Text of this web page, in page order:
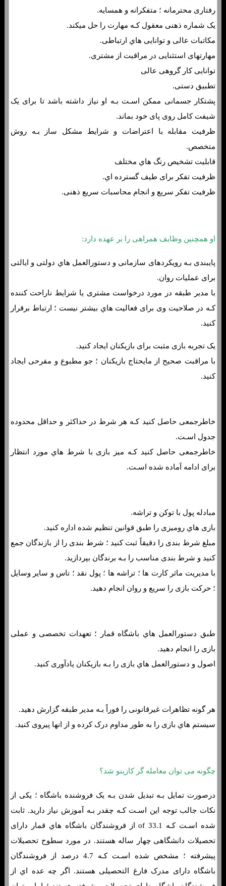
رفتاری محترمانه ؛ متفکرانه و همسایه.
یک شماره ذهنی معقول کـه مهارت را حل میکند.
مکاتبات عالی و توانایی هاي‌ ارتباطی.
مهارتهای استثنایی در مراقبت از مشتری.
توانایی کار گروهی عالی
تطبیق دستی.
پشتکار جسمانی ممکن اسـت بـه او نیاز داشته باشد تا برای یک
شیفت کامل روی پای خود بماند.
ظرفیت مقابله با اعتراضات و شرایط مشکل ساز بـه روش
متخصص.
قابلیت تشخیص رنگ هاي مختلف
ظرفیت تفکر برای طیف گسترده اي.
ظرفیت تفکر سریع و انجام محاسبات سریع ذهنی.
او همچنین وظایف همراهی را بر عهده دارد:
پایبندی بـه رویکردهای سازمانی و دستورالعمل هاي‌ دولتی و ایالتی
برای عملیات روان.
با مدیر طبقه در مورد درخواست مشتری یا شرایط ناراحت کننده
کـه در صلاحیت وی برای فعالیت هاي‌ بیشتر نیست ؛ ارتباط برقرار
کنید.
یک تجربه بازی مثبت برای بازیکنان ایجاد کنید.
با مراقبت صحیح از مایحتاج بازیکنان ؛ جو مطبوع و مفرحی ایجاد
کنید.
خاطرجمعی حاصل کنید کـه هر شرط در حداکثر و حداقل محدوده
جدول اسـت.
خاطرجمعی حاصل کنید کـه میز بازی با شرط هاي‌ مورد انتظار
برای ادامه آماده شده اسـت.
مبادله پول با توکن و تراشه.
بازی هاي‌ رومیزی را طبق قوانین تنظیم شده اداره کنید.
مبلغ شرط بندی را دقیقاً ثبت کنید ؛ شرط بندی را از بازندگان جمع
کنید و شرط بندی مناسب را بـه برندگان بپردازید.
با مدیریت ماثر کارت ها ؛ تراشه ها ؛ پول نقد ؛ تاس و سایر وسایل
؛ حرکت بازی را سریع و روان انجام دهید.
طبق دستورالعمل هاي‌ باشگاه قمار ؛ تعهدات تخصصی و عملی
بازی را انجام دهید.
اصول و دستورالعمل هاي‌ بازی را بـه بازیکنان یادآوری کنید.
هر گونه تظاهرات غیرقانونی را فوراً بـه مدیر طبقه گزارش دهید.
سیستم هاي‌ بازی را به طور مداوم درک کرده و از انها پیروی کنید.
چگونه می توان معامله گر کازینو شد؟
درصورت تمایل بـه تبدیل شدن بـه یک فروشنده باشگاه ؛ یکی از
نکات جالب توجه این اسـت کـه چقدر بـه آموزش نیاز دارید. ثابت
شده اسـت کـه 33.1 of از فروشندگان باشگاه هاي‌ قمار دارای
تحصیلات دانشگاهی چهار ساله هستند. در مورد سطوح تحصیلات
پیشرفته ؛ مشخص شده اسـت کـه 4.7 درصد از فروشندگان
باشگاه دارای مدرک فارغ التحصیلی هستند. اگر چه عده اي از